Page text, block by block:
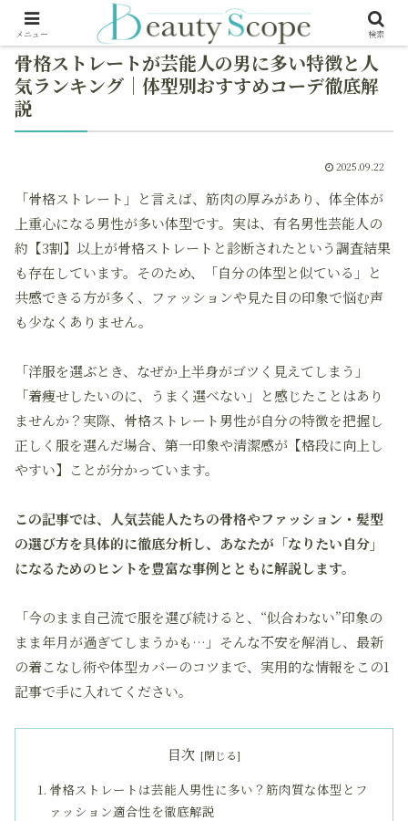
骨格ストレートが芸能人の男に多い特徴と人
気ランキング｜体型別おすすめコーデ徹底解
説
2025.09.22
「骨格ストレート」と言えば、筋肉の厚みがあり、体全体が
上重心になる男性が多い体型です。実は、有名男性芸能人の
約【3割】以上が骨格ストレートと診断されたという調査結果
も存在しています。そのため、「自分の体型と似ている」と
共感できる方が多く、ファッションや見た目の印象で悩む声
も少なくありません。
「洋服を選ぶとき、なぜか上半身がゴツく見えてしまう」
「着痩せしたいのに、うまく選べない」と感じたことはあり
ませんか？実際、骨格ストレート男性が自分の特徴を把握し
正しく服を選んだ場合、第一印象や清潔感が【格段に向上し
やすい】ことが分かっています。
この記事では、人気芸能人たちの骨格やファッション・髪型
の選び方を具体的に徹底分析し、あなたが「なりたい自分」
になるためのヒントを豊富な事例とともに解説します。
「今のまま自己流で服を選び続けると、“似合わない”印象の
まま年月が過ぎてしまうかも…」そんな不安を解消し、最新
の着こなし術や体型カバーのコツまで、実用的な情報をこの1
記事で手に入れてください。
目次
骨格ストレートは芸能人男性に多い？筋肉質な体型とフ
ァッション適合性を徹底解説
メニュー 検索